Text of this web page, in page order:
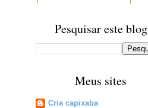
Pesquisar este blog
Meus sites
Cria capixaba